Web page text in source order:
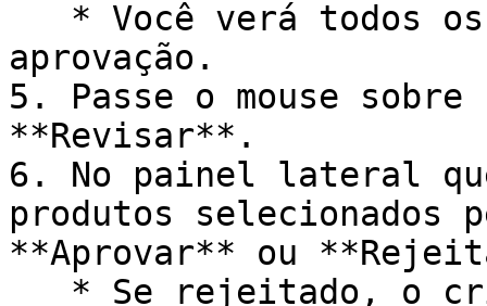
aprovação.
5. Passe o mouse
**Revisar**.
6. No painel lateral
produtos selecionados
**Aprovar** ou